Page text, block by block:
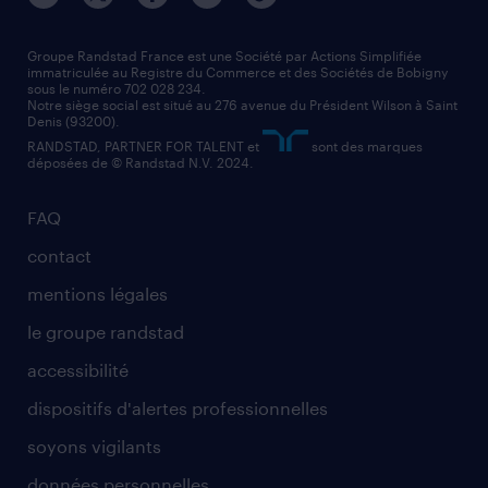
assistant administratif
comptable
faq intérim / recrutement
nos agences par région
nos cabinets de recrutement
FAQ
contact
mentions légales
le groupe randstad
accessibilité
dispositifs d'alertes professionnelles
soyons vigilants
Groupe Randstad France est une Société par Actions Simplifiée
immatriculée au Registre du Commerce et des Sociétés de Bobigny
sous le numéro 702 028 234.
Notre siège social est situé au 276 avenue du Président Wilson à Saint
Denis (93200).
RANDSTAD, PARTNER FOR TALENT et
sont des marques
déposées de © Randstad N.V. 2024.